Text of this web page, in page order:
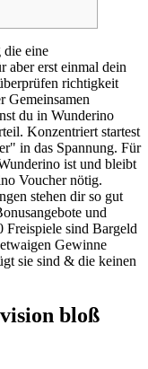
die eine
aber erst einmal dein
richtigkeit
Gemeinsamen
du in Wunderino
Konzentriert startest
in das Spannung. Für
ist und bleibt
Voucher nötig.
stehen dir so gut
und
sind Bargeld
Gewinne
sie sind & die keinen
bloß